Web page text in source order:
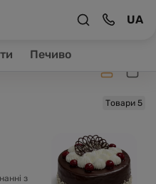
UA
Печиво
буде оброблене в
Товари 5
з